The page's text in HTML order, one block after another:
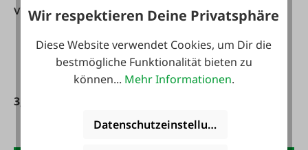
verboten'
3,99 €*
3,99 €*
Wir respektieren Deine Privatsphäre
Diese Website verwendet Cookies, um Dir die
bestmögliche Funktionalität bieten zu
können... Mehr Informationen.
Datenschutzeinstellungen